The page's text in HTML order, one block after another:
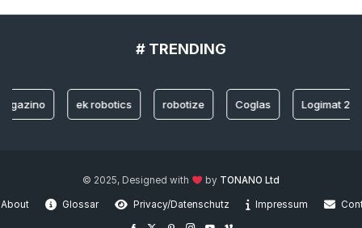
# TRENDING
ek robotics robotize Coglas Logimat 2022
© 2025, Designed with by TONANO Ltd
About Glossar Privacy/Datenschutz Impressum